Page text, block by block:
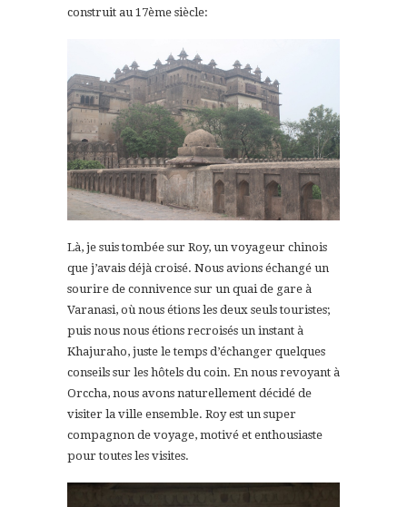
construit au 17ème siècle:
Là, je suis tombée sur Roy, un voyageur chinois
que j’avais déjà croisé. Nous avions échangé un
sourire de connivence sur un quai de gare à
Varanasi, où nous étions les deux seuls touristes;
puis nous nous étions recroisés un instant à
Khajuraho, juste le temps d’échanger quelques
conseils sur les hôtels du coin. En nous revoyant à
Orccha, nous avons naturellement décidé de
visiter la ville ensemble. Roy est un super
compagnon de voyage, motivé et enthousiaste
pour toutes les visites.